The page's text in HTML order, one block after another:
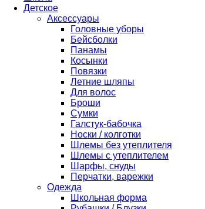
Детское
Аксессуары
Головные уборы
Бейсболки
Панамы
Косынки
Повязки
Летние шляпы
Для волос
Броши
Сумки
Галстук-бабочка
Носки / колготки
Шлемы без утеплителя
Шлемы с утеплителем
Шарфы, снуды
Перчатки, варежки
Одежда
Школьная форма